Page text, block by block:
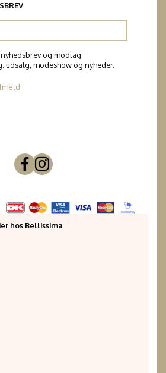
og modtag
udsalg, modeshow og nyheder.
hos Bellissima